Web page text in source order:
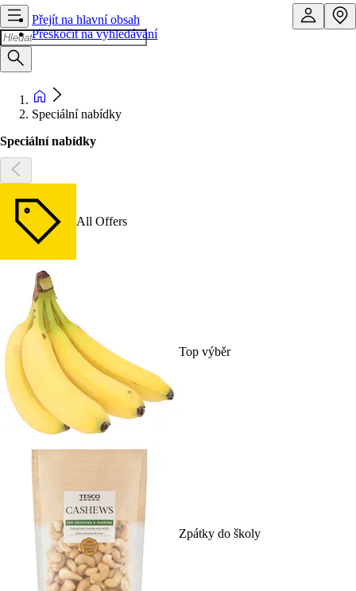
Přejít na hlavní obsah
Přeskočit na vyhledávání
Speciální nabídky
Speciální nabídky
All Offers
Top výběr
Zpátky do školy